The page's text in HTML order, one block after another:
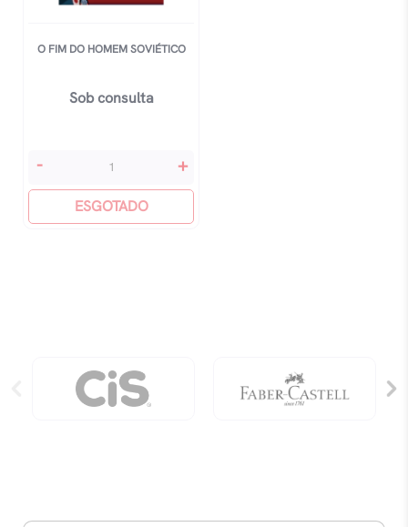
O FIM DO HOMEM SOVIÉTICO
Sob consulta
O
Homem
- +
ESGOTADO